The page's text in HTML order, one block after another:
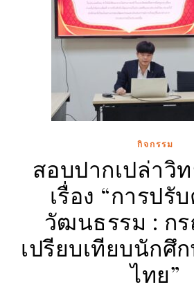
กิจกรรม
สอบปากเปล่าวิ
เรื่อง “การปรั
วัฒนธรรม : ก
เปรียบเทียบนักศึ
ไทย”